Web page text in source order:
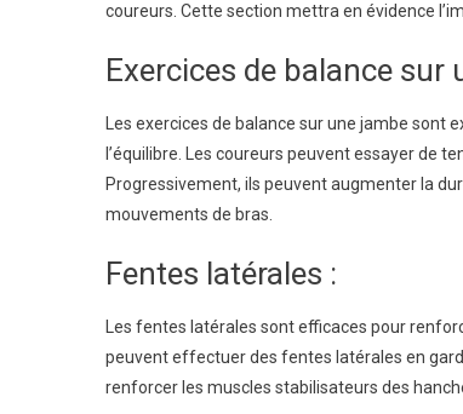
coureurs. Cette section mettra en évidence
Exercices de balance sur
Les exercices de balance sur une jambe
l’équilibre. Les coureurs peuvent essayer de
Progressivement, ils peuvent augmenter la
mouvements de bras.
Fentes latérales :
Les fentes latérales sont efficaces pour
peuvent effectuer des fentes latérales en
renforcer les muscles stabilisateurs des